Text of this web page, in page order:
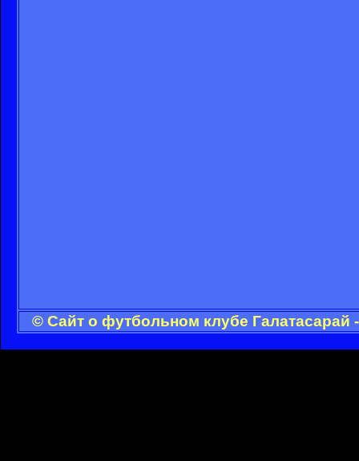
© Сайт о футбольном клубе